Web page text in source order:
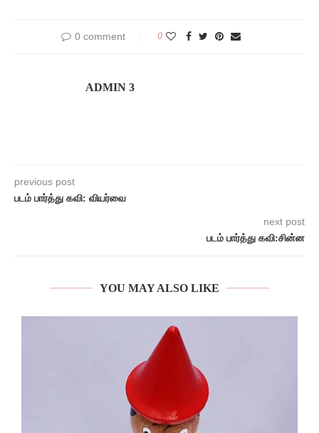
0 comment 0
ADMIN 3
previous post
படம் பார்த்து கவி: வியர்வை
next post
படம் பார்த்து கவி:சின்ன
YOU MAY ALSO LIKE